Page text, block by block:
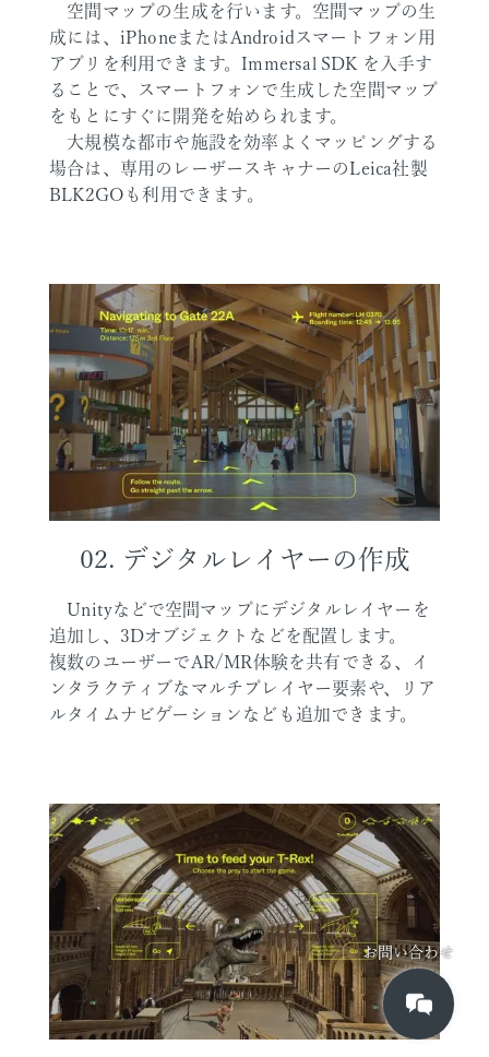
空間マップの生成を行います。空間マップの生
成には、iPhoneまたはAndroidスマートフォン用
アプリを利用できます。Immersal SDK を入手す
ることで、スマートフォンで生成した空間マップ
をもとにすぐに開発を始められます。
大規模な都市や施設を効率よくマッピングする
場合は、専用のレーザースキャナーのLeica社製
BLK2GOも利用できます。
02. デジタルレイヤーの作成
Unityなどで空間マップにデジタルレイヤーを
追加し、3Dオブジェクトなどを配置します。
複数のユーザーでAR/MR体験を共有できる、イ
ンタラクティブなマルチプレイヤー要素や、リア
ルタイムナビゲーションなども追加できます。
お問い合わせ